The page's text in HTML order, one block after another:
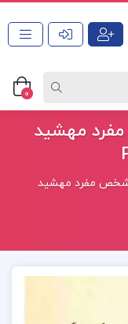
0
مهشید
شخص مفرد مهشید